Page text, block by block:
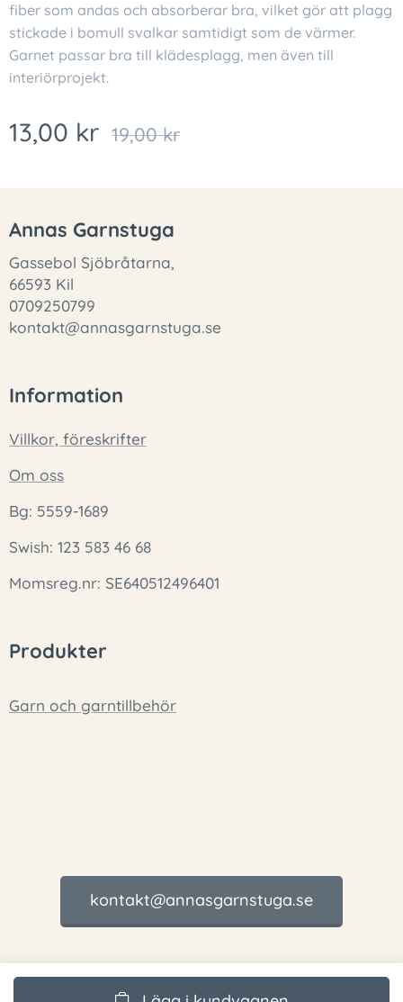
fiber som andas och absorberar bra, vilket gör att plagg
stickade i bomull svalkar samtidigt som de värmer.
Garnet passar bra till klädesplagg, men även till
interiörprojekt.
13,00 kr 19,00kr
Annas Garnstuga
Gassebol Sjöbråtarna,
66593 Kil
0709250799
kontakt@annasgarnstuga.se
Information
Villkor, föreskrifter
Om oss
Bg: 5559-1689
Swish: 123 583 46 68
Momsreg.nr: SE640512496401
Produkter
Garn och garntillbehör
kontakt@annasgarnstuga.se